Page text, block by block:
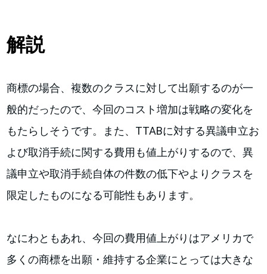
解説
商標の場合、複数のクラスに対して出願するのが一
般的だったので、今回のコスト増加は戦略の変化を
もたらしそうです。また、TTABに対する異議申立お
よび取消手続に関する費用も値上がりするので、異
議申立や取消手続自体の件数の低下やよりクラスを
限定したものになる可能性もあります。
なにわともあれ、今回の費用値上がりはアメリカで
多くの商標を出願・維持する企業にとっては大きな